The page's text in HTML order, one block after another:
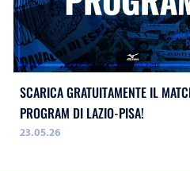
SCARICA GRATUITAMENTE IL
PROGRAM DI LAZIO-PISA!
23.05.26